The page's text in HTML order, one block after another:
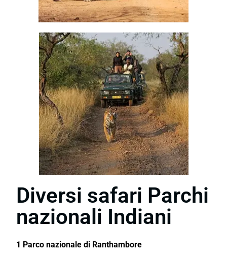
Diversi safari Parchi
nazionali Indiani
1 Parco nazionale di Ranthambore